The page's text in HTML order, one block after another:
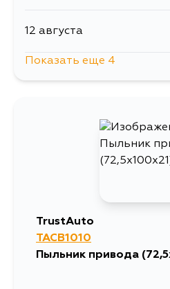
12 августа
Показать еще 4
TrustAuto
TACB1010
Пыльник привода